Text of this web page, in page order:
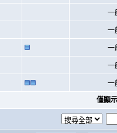
一
一
一
一
一
僅顯